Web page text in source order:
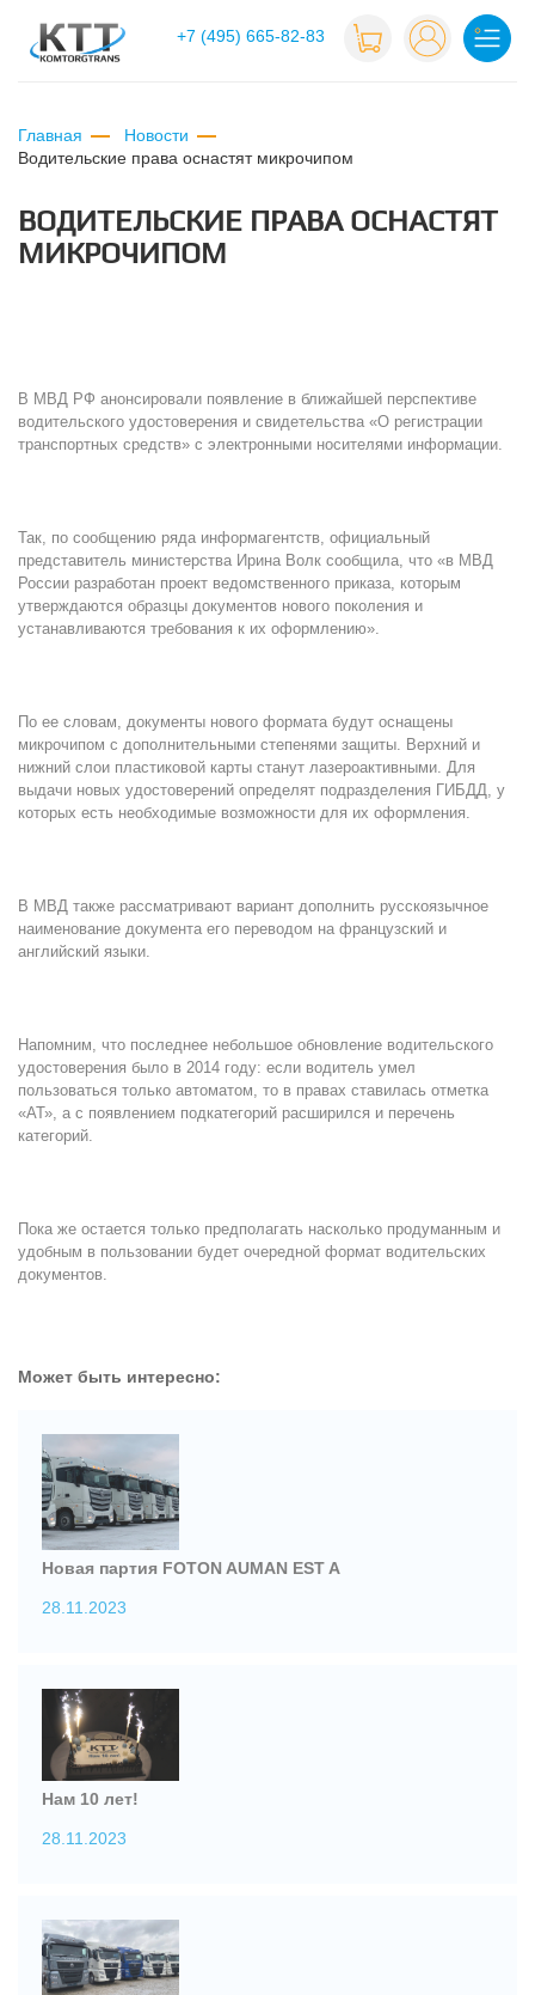
+7 (495) 665-82-83
Главная
Новости
водительские права оснастят микрочипом
ВОДИТЕЛЬСКИЕ ПРАВА ОСНАСТЯТ
МИКРОЧИПОМ
В МВД РФ анонсировали появление в ближайшей перспективе
водительского удостоверения и свидетельства «О регистрации
транспортных средств» с электронными носителями информации.
Так, по сообщению ряда информагентств, официальный
представитель министерства Ирина Волк сообщила, что «в МВД
России разработан проект ведомственного приказа, которым
утверждаются образцы документов нового поколения и
устанавливаются требования к их оформлению».
По ее словам, документы нового формата будут оснащены
микрочипом с дополнительными степенями защиты. Верхний и
нижний слои пластиковой карты станут лазероактивными. Для
выдачи новых удостоверений определят подразделения ГИБДД, у
которых есть необходимые возможности для их оформления.
В МВД также рассматривают вариант дополнить русскоязычное
наименование документа его переводом на французский и
английский языки.
Напомним, что последнее небольшое обновление водительского
удостоверения было в 2014 году: если водитель умел
пользоваться только автоматом, то в правах ставилась отметка
«АТ», а с появлением подкатегорий расширился и перечень
категорий.
Пока же остается только предполагать насколько продуманным и
удобным в пользовании будет очередной формат водительских
документов.
Может быть интересно:
Новая партия FOTON AUMAN EST A
28.11.2023
Нам 10 лет!
28.11.2023